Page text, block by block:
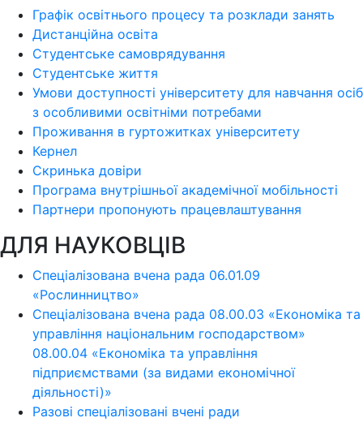
Графік освітнього процесу та розклади занять
Дистанційна освіта
Студентське самоврядування
Студентське життя
Умови доступності університету для навчання осіб
з особливими освітніми потребами
Проживання в гуртожитках університету
Кернел
Скринька довіри
Програма внутрішньої академічної мобільності
Партнери пропонують працевлаштування
ДЛЯ НАУКОВЦІВ
Спеціалізована вчена рада 06.01.09
«Рослинництво»
Спеціалізована вчена рада 08.00.03 «Економіка та
управління національним господарством»
08.00.04 «Економіка та управління
підприємствами (за видами економічної
діяльності)»
Разові спеціалізовані вчені ради